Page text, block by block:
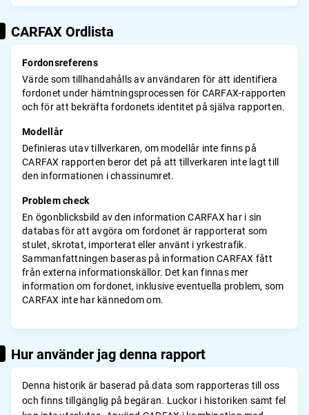
CARFAX Ordlista
Fordonsreferens
Värde som tillhandahålls av användaren för att identifiera
fordonet under hämtningsprocessen för CARFAX-rapporten
och för att bekräfta fordonets identitet på själva rapporten.
Modellår
Definieras utav tillverkaren, om modellår inte finns på
CARFAX rapporten beror det på att tillverkaren inte lagt till
den informationen i chassinumret.
Problem check
En ögonblicksbild av den information CARFAX har i sin
databas för att avgöra om fordonet är rapporterat som
stulet, skrotat, importerat eller använt i yrkestrafik.
Sammanfattningen baseras på information CARFAX fått
från externa informationskällor. Det kan finnas mer
information om fordonet, inklusive eventuella problem, som
CARFAX inte har kännedom om.
Hur använder jag denna rapport
Denna historik är baserad på data som rapporteras till oss
och finns tillgänglig på begäran. Luckor i historiken samt fel